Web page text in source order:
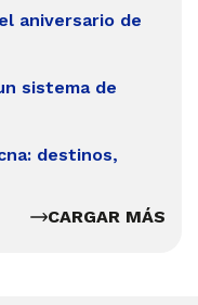
aniversario de
sistema de
destinos,
CARGAR MÁS